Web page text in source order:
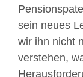
sein neues
wir ihn nicht
verstehen,